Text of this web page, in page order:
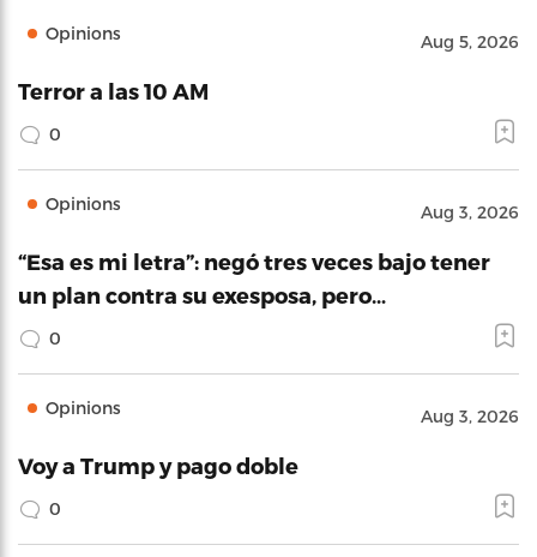
Opinions Aug 5, 2026
Terror a las 10 AM
0
Opinions Aug 3, 2026
“Esa es mi letra”: negó tres veces bajo tener
un plan contra su exesposa, pero…
0
Opinions Aug 3, 2026
Voy a Trump y pago doble
0